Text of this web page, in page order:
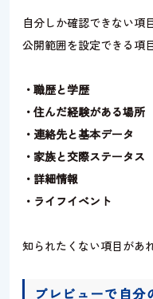
自分しか確認できない項
公開範囲を設定できる項
・職歴と学歴
・住んだ経験がある場所
・連絡先と基本データ
・家族と交際ステータス
・詳細情報
・ライフイベント
知られたくない項目があ
プレビューで自分